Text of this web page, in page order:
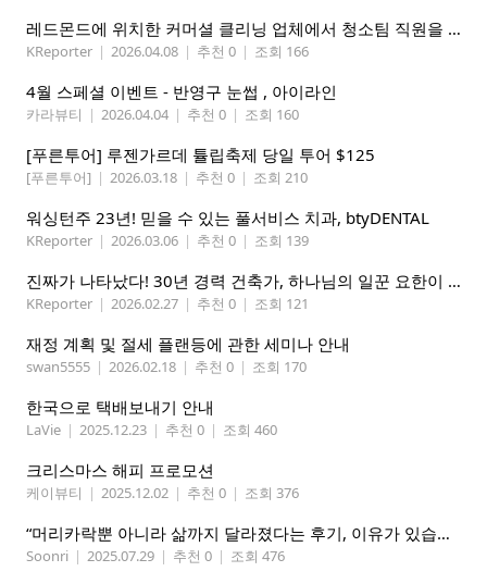
레드몬드에 위치한 커머셜 클리닝 업체에서 청소팀 직원을 모집합니다.
KReporter | 2026.04.08 | 추천 0 | 조회 166
4월 스페셜 이벤트 - 반영구 눈썹 , 아이라인
카라뷰티 | 2026.04.04 | 추천 0 | 조회 160
[푸른투어] 루젠가르데 튤립축제 당일 투어 $125
[푸른투어] | 2026.03.18 | 추천 0 | 조회 210
워싱턴주 23년! 믿을 수 있는 풀서비스 치과, btyDENTAL
KReporter | 2026.03.06 | 추천 0 | 조회 139
진짜가 나타났다! 30년 경력 건축가, 하나님의 일꾼 요한이 책임 시공합니다.
KReporter | 2026.02.27 | 추천 0 | 조회 121
재정 계획 및 절세 플랜등에 관한 세미나 안내
swan5555 | 2026.02.18 | 추천 0 | 조회 170
한국으로 택배보내기 안내
LaVie | 2025.12.23 | 추천 0 | 조회 460
크리스마스 해피 프로모션
케이뷰티 | 2025.12.02 | 추천 0 | 조회 376
“머리카락뿐 아니라 삶까지 달라졌다는 후기, 이유가 있습니다
Soonri | 2025.07.29 | 추천 0 | 조회 476